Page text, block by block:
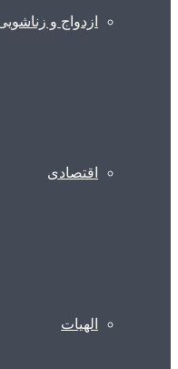
ازدواج و
اقتصادی
الهیات